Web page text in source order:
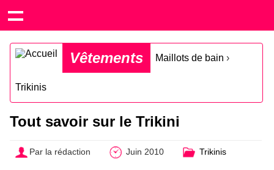
Vêtements Maillots de bain ›
Trikinis
Tout savoir sur le Trikini
Par la rédaction Juin 2010 Trikinis